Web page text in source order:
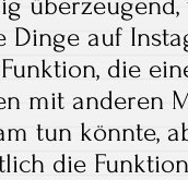
Dinge auf
die
mit anderen
tun könnte,
die